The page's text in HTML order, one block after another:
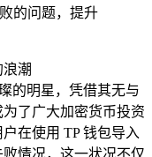
的问题，提升
潮
的明星，凭借其无与
了广大加密货币投资
在使用 TP 钱包导入
情况，这一状况不仅